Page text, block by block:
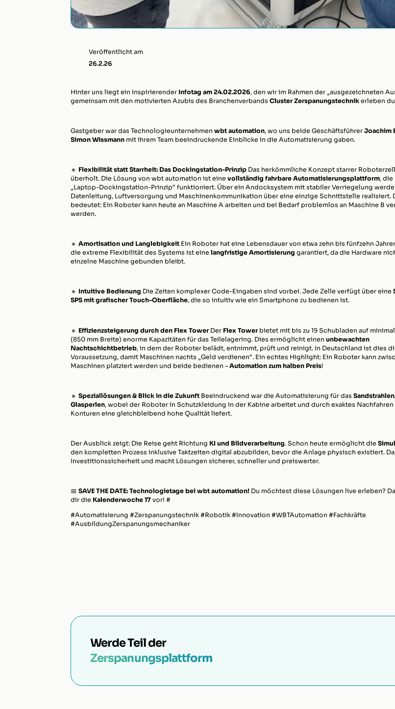
Veröffentlicht am
26.2.26
Hinter uns liegt ein inspirierender Infotag am 24.02.2026, den wir im Rahmen der „ausgezeichneten
gemeinsam mit den motivierten Azubis des Branchenverbands Cluster Zerspanungstechnikerleben
Gastgeber war das Technologieunternehmen wbt automation, wo uns beide GeschäftsführerJoachim
Simon Wissmannmit ihrem Team beeindruckende Einblicke in die Automatisierung gaben.
🔹 Flexibilität statt Starrheit: Das Dockingstation-PrinzipDas herkömmliche Konzept starrer
überholt. Die Lösung von wbt automation ist einevollständig fahrbare Automatisierungsplattform, die
„Laptop-Dockingstation-Prinzip“ funktioniert. Über ein Andocksystem mit stabiler Verriegelung
Datenleitung, Luftversorgung und Maschinenkommunikation über eine einzige Schnittstelle realisiert.
bedeutet: Ein Roboter kann heute an Maschine A arbeiten und bei Bedarf problemlos an Maschine B
werden.
🔹 Amortisation und LanglebigkeitEin Roboter hat eine Lebensdauer von etwa zehn bis fünfzehn
die extreme Flexibilität des Systems ist einelangfristige Amortisierung garantiert, da die Hardware
einzelne Maschine gebunden bleibt.
🔹 Intuitive Bedienung Die Zeiten komplexer Code-Eingaben sind vorbei. Jede Zelle verfügt über eine
SPS mit grafischer Touch-Oberfläche, die so intuitiv wie ein Smartphone zu bedienen ist.
🔹 Effizienzsteigerung durch den Flex TowerDer Flex Towerbietet mit bis zu 19 Schubladen auf
(850 mm Breite) enorme Kapazitäten für das Teilelagering. Dies ermöglicht einen unbewachten
Nachtschichtbetrieb, in dem der Roboter belädt, entnimmt, prüft und reinigt. In Deutschland ist dies
Voraussetzung, damit Maschinen nachts „Geld verdienen“. Ein echtes Highlight: Ein Roboter kann
Maschinen platziert werden und beide bedienen –Automation zum halben Preis!
🔹 Speziallösungen & Blick in die ZukunftBeeindruckend war die Automatisierung für das
Glasperlen, wobei der Roboter in Schutzkleidung in der Kabine arbeitet und durch exaktes Nachfahren
Konturen eine gleichbleibend hohe Qualität liefert.
Der Ausblick zeigt: Die Reise geht Richtung KI und Bildverarbeitung. Schon heute ermöglicht die
den kompletten Prozess inklusive Taktzeiten digital abzubilden, bevor die Anlage physisch existiert.
Investitionssicherheit und macht Lösungen sicherer, schneller und preiswerter.
📅 SAVE THE DATE: Technologietage bei wbt automation!Du möchtest diese Lösungen live erleben?
dir die Kalenderwoche 17vor! #
#Automatisierung #Zerspanungstechnik #Robotik #Innovation #WBTAutomation #Fachkräfte
#AusbildungZerspanungsmechaniker
Werde Teil der
Zerspanungsplattform